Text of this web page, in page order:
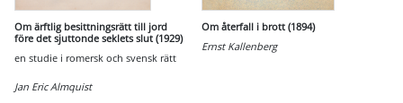
Om ärftlig besittningsrätt till jord
före det sjuttonde seklets slut (1929)
en studie i romersk och svensk rätt
Jan Eric Almquist
Om återfall i brott (1894)
Ernst Kallenberg